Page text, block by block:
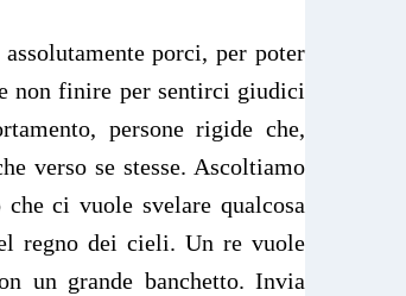
porci, per poter
non finire per sentirci giudici
persone rigide che,
verso se stesse. Ascoltiamo
ci vuole svelare qualcosa
regno dei cieli. Un re vuole
un grande banchetto. Invia